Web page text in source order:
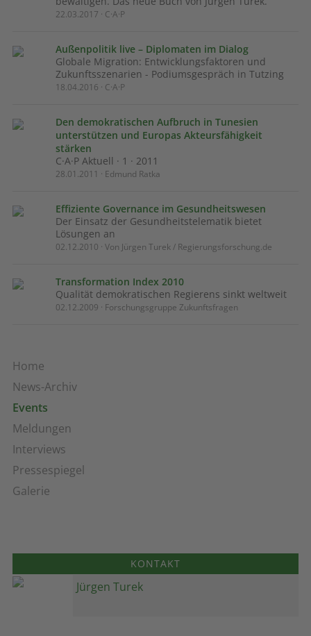
Home
News-Archiv
Events
Meldungen
Interviews
Pressespiegel
Galerie
22.03.2017 · C·A·P
Außenpolitik live – Diplomaten im Dialog
Globale Migration: Entwicklungsfaktoren und
Zukunftsszenarien - Podiumsgespräch in Tutzing
18.04.2016 · C·A·P
Den demokratischen Aufbruch in Tunesien
unterstützen und Europas Akteursfähigkeit
stärken
C·A·P Aktuell · 1 · 2011
28.01.2011 · Edmund Ratka
Effiziente Governance im Gesundheitswesen
Der Einsatz der Gesundheitstelematik bietet
Lösungen an
02.12.2010 · Von Jürgen Turek / Regierungsforschung.de
Transformation Index 2010
Qualität demokratischen Regierens sinkt weltweit
02.12.2009 · Forschungsgruppe Zukunftsfragen
KONTAKT
Jürgen Turek